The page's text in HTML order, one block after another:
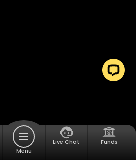
Menu
Live Chat Funds